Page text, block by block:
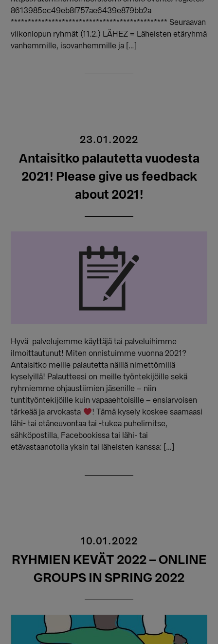
8613985ec49eb8f757ae6439e879bb2a
********************************************** Seuraavan
viikonlopun ryhmät (11.2.) LÄHEZ = Läheisten etäryhmä
vanhemmille, isovanhemmille ja […]
23.01.2022
Antaisitko palautetta vuodesta
2021! Please give us feedback
about 2021!
Hyvä palvelujemme käyttäjä tai palveluihimme
ilmoittautunut! Miten onnistuimme vuonna 2021?
Antaisitko meille palautetta näillä nimettömillä
kyselyillä! Palautteesi on meille työntekijöille sekä
ryhmiemme ohjaustiimien jäsenille – niin
tuntityöntekijöille kuin vapaaehtoisille – ensiarvoisen
tärkeää ja arvokasta
! Tämä kysely koskee saamaasi
lähi- tai etäneuvontaa tai -tukea puhelimitse,
sähköpostilla, Facebookissa tai lähi- tai
etävastaanotolla yksin tai läheisten kanssa: […]
10.01.2022
RYHMIEN KEVÄT 2022 – ONLINE
GROUPS IN SPRING 2022